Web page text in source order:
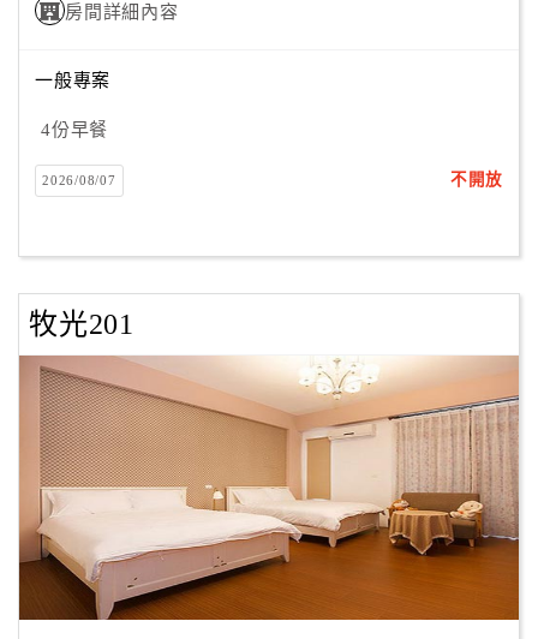
查
訂
房
Q&A
旅
卡
訂
房
請
款
收
據
合
房間詳細內容
一般專案
4份早餐
2026/08/07 不開放
牧光201